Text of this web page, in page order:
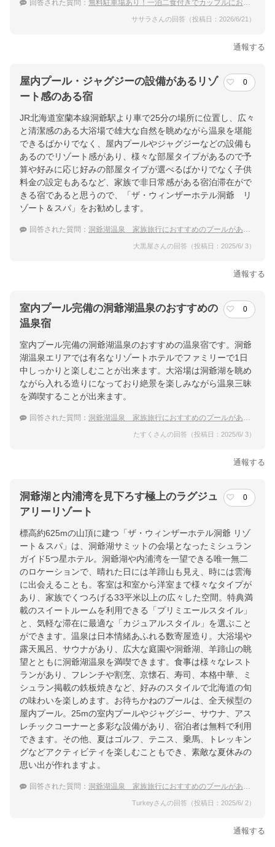
回答された質問： 無料駐車場あり！一泊二食付きでカップルにおすすめな避暑地・洞爺湖周辺の宿は？
ササラさんの回答（投稿日：2026/6/21）
通報する
屋内プール・ジャグジーの設備があるリゾ
ート感のある宿
0
JR北海道室蘭本線洞爺駅より車で25分の場所に位置し、広々
と清潔感のある大浴場で雄大な自然を眺めながら温泉を堪能
できるばかりでなく、屋内プールやジャグジーなどの設備も
あるのでリゾート感があり、様々な部屋タイプがあるので予
算や好みに応じ好みの部屋タイプが選べるばかりでなく子供
料金の設定もあるなど、家族で非日常感がある宿泊滞在がで
きる宿であると思うので、「ザ・ウィンザーホテル洞爺 リ
ゾート＆スパ」をお勧めします。
回答された質問： 洞爺湖温泉 家族旅行におすすめのプールがあるホテル
大黒屋さんの回答（投稿日：2025/6/ 3）
通報する
室内プール完備の洞爺湖温泉のおすすめの
温泉宿
0
室内プール完備の洞爺湖温泉のおすすめの温泉宿です。洞爺
湖温泉エリアでは有名なリゾートホテルでファミリーで1日
中しっかりと楽しむことが出来ます。大浴場は洞爺湖を眺め
ながら入れる造りになっており絶景を楽しみながら温泉三昧
を満喫することが出来ます。
回答された質問： 洞爺湖温泉 家族旅行におすすめのプールがあるホテル
たすくさんの回答（投稿日：2025/6/ 3）
通報する
洞爺湖と内浦湾を見下ろす極上のラグジュ
アリーリゾート
0
標高約625mの山頂に建つ「ザ・ウィンザーホテル洞爺 リゾ
ート＆スパ」は、洞爺湖サミットの会場となったミシュラン
ガイド5つ星ホテル。洞爺湖や内浦湾を一望できる唯一無二
のロケーションで、晴れた日には羊蹄山も見え、時には雲海
に出会えることも。客室は和室から洋室まで様々なタイプが
あり、家族でくつろげる33平米以上の広々した空間。特典満
載のスイートルームを利用できる「プリミエールスタイル」
と、気軽な滞在に最適な「カジュアルスタイル」を選ぶこと
ができます。温泉は日本情緒あふれる数寄屋造り。大浴場や
露天風呂、サウナがあり、広大な庭園や洞爺湖、羊蹄山の眺
望とともに洞爺湖温泉を満喫できます。食事は様々なレスト
ランがあり、フレンチや割烹、京懐石、寿司、本格中華、ミ
シュラン掲載の鉄板焼きなど、好みのスタイルで北海道の旬
の味わいを楽しめます。お待ちかねのプールは、全天候型の
屋内プール。25mの室内プールやジャグジー、サウナ、アス
レチックコーナーと多彩な設備があり、宿泊者は無料で利用
できます。その他、夏はゴルフ、テニス、乗馬、トレッキン
グなどアクティビティを楽しむこともでき、素敵な夏休みの
思い出が作れますよ。
回答された質問： 洞爺湖温泉 家族旅行におすすめのプールがあるホテル
Turkeyさんの回答（投稿日：2025/6/ 2）
通報する